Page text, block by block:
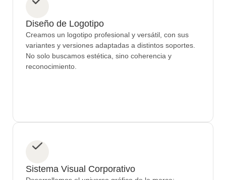
Diseño de Logotipo
Creamos un logotipo profesional y versátil, con sus
variantes y versiones adaptadas a distintos soportes.
No solo buscamos estética, sino coherencia y
reconocimiento.
Sistema Visual Corporativo